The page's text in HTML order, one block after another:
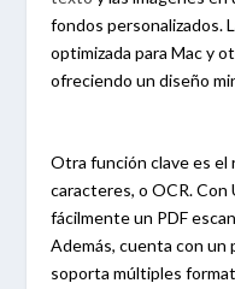
fondos personalizados.
optimizada para Mac y
ofreciendo un diseño
Otra función clave es
caracteres, o OCR.
fácilmente un PDF
Además, cuenta con
soporta múltiples